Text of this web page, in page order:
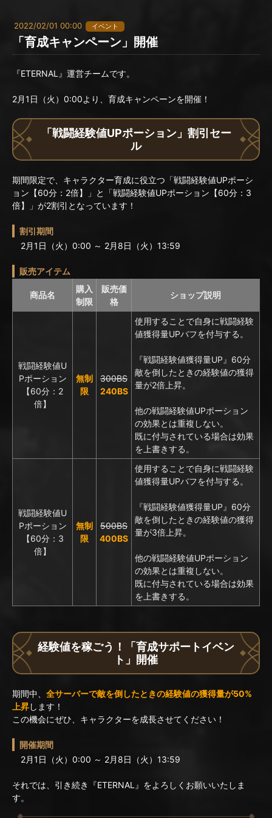
2022/02/01 00:00 イベント
「育成キャンペーン」開催
『ETERNAL』運営チームです。
2月1日（火）0:00より、育成キャンペーンを開催！
「戦闘経験値UPポーション」割引セー
ル
期間限定で、キャラクター育成に役立つ「戦闘経験値UPポーシ
ョン【60分：2倍】」と「戦闘経験値UPポーション【60分：3
倍】」が2割引となっています！
割引期間
2月1日（火）0:00 ～ 2月8日（火）13:59
販売アイテム
商品名
購入
制限
販売価
格
ショップ説明
戦闘経験値U
Pポーション
【60分：2
倍】
無制
限
300BS
240BS
使用することで自身に戦闘経験
値獲得量UPバフを付与する。
『戦闘経験値獲得量UP』60分
敵を倒したときの経験値の獲得
量が2倍上昇。
他の戦闘経験値UPポーション
の効果とは重複しない。
既に付与されている場合は効果
を上書きする。
戦闘経験値U
Pポーション
【60分：3
倍】
無制
限
500BS
400BS
使用することで自身に戦闘経験
値獲得量UPバフを付与する。
『戦闘経験値獲得量UP』60分
敵を倒したときの経験値の獲得
量が3倍上昇。
他の戦闘経験値UPポーション
の効果とは重複しない。
既に付与されている場合は効果
を上書きする。
経験値を稼ごう！「育成サポートイベン
ト」開催
期間中、 全サーバーで敵を倒したときの経験値の獲得量が50%
上昇します！
この機会にぜひ、キャラクターを成長させてください！
開催期間
2月1日（火）0:00 ～ 2月8日（火）13:59
それでは、引き続き『ETERNAL』をよろしくお願いいたしま
す。